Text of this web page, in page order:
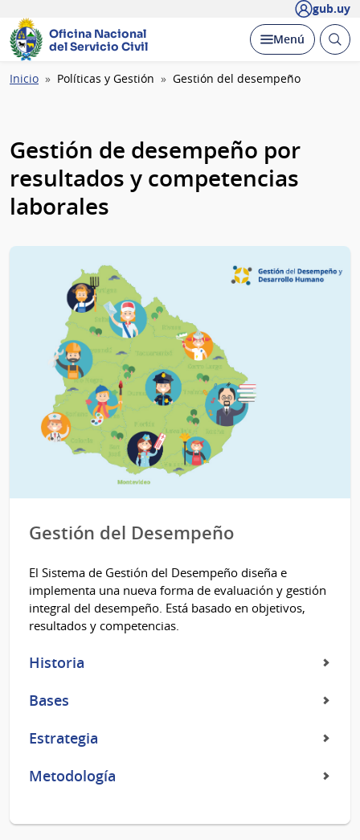
gub.uy
Oficina Nacional
del Servicio Civil
Desplegar
Menú Abrir
Ruta
Inicio Políticas y Gestión Gestión del desempeño
Gestión de desempeño por
resultados y competencias
laborales
Gestión del Desempeño
El Sistema de Gestión del Desempeño diseña e
implementa una nueva forma de evaluación y gestión
integral del desempeño. Está basado en objetivos,
resultados y competencias.
Historia
Bases
Estrategia
Metodología